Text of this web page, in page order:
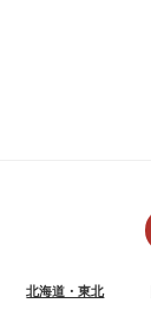
北海道・東北